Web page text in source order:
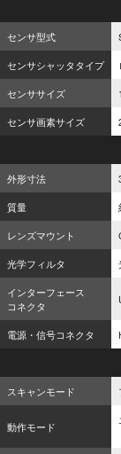
センサ型式
センサシャッタタイプ
センササイズ
センサ画素サイズ
外形寸法
質量
レンズマウント
光学フィルタ
インターフェース
コネクタ
電源・信号コネクタ
スキャンモード
動作モード